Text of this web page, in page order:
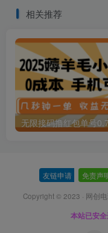
相关推荐
友链申请 免责声
Copyright © 2023 · 网创
本站已安